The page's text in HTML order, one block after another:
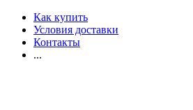
Как купить
Условия доставки
Контакты
...